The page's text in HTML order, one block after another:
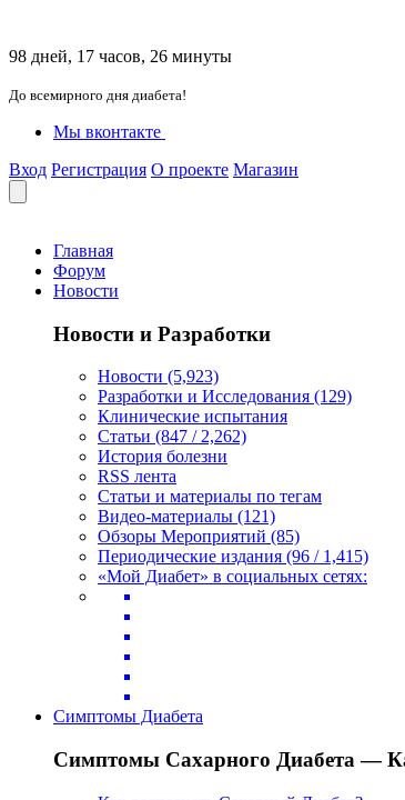
98 дней, 17 часов, 26 минуты
До всемирного дня диабета!
Мы вконтакте
Вход Регистрация О проекте Магазин
Главная
Форум
Новости
Новости и Разработки
Новости (5,923)
Разработки и Исследования (129)
Клинические испытания
Статьи (847 / 2,262)
История болезни
RSS лента
Статьи и материалы по тегам
Видео-материалы (121)
Обзоры Мероприятий (85)
Периодические издания (96 / 1,415)
«Мой Диабет» в социальных сетях:
Симптомы Диабета
Симптомы Сахарного Диабета —